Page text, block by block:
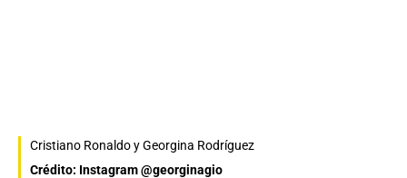
Cristiano Ronaldo y Georgina Rodríguez
Crédito: Instagram @georginagio